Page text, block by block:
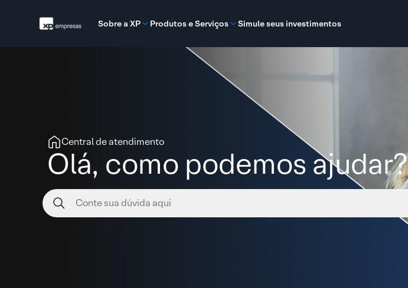
Sobre a XP Produtos e Serviços Simule seus investimentos
Central de atendimento
Olá, como podemos ajudar?